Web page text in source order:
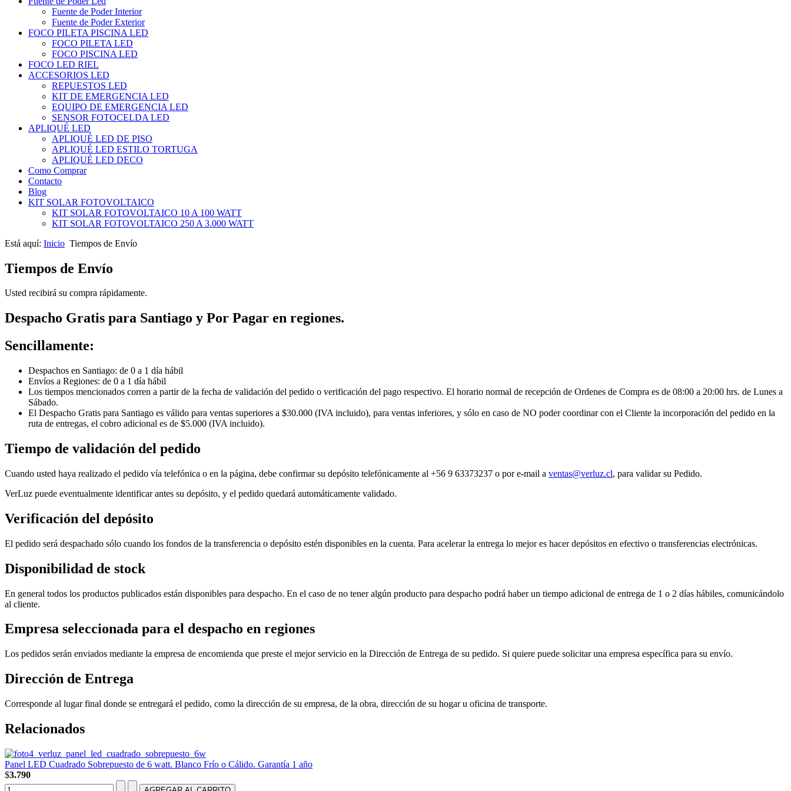
Fuente de Poder Interior
Fuente de Poder Exterior
FOCO PILETA PISCINA LED
FOCO PILETA LED
FOCO PISCINA LED
FOCO LED RIEL
ACCESORIOS LED
REPUESTOS LED
KIT DE EMERGENCIA LED
EQUIPO DE EMERGENCIA LED
SENSOR FOTOCELDA LED
APLIQUÉ LED
APLIQUÉ LED DE PISO
APLIQUÉ LED ESTILO TORTUGA
APLIQUÉ LED DECO
Como Comprar
Contacto
Blog
KIT SOLAR FOTOVOLTAICO
KIT SOLAR FOTOVOLTAICO 10 A 100 WATT
KIT SOLAR FOTOVOLTAICO 250 A 3.000 WATT
Está aquí: Inicio Tiempos de Envío
Tiempos de Envío
Usted recibirá su compra rápidamente.
Despacho Gratis para Santiago y Por Pagar en regiones.
Sencillamente:
Despachos en Santiago: de 0 a 1 día hábil
Envíos a Regiones: de 0 a 1 día hábil
Los tiempos mencionados corren a partir de la fecha de validación del pedido o verificación del pago respectivo. El horario normal de recepción de Ordenes de Compra es de 08:00 a 20:00 hrs. de Lunes a
Sábado.
El Despacho Gratis para Santiago es válido para ventas superiores a $30.000 (IVA incluido), para ventas inferiores, y sólo en caso de NO poder coordinar con el Cliente la incorporación del pedido en la
ruta de entregas, el cobro adicional es de $5.000 (IVA incluido).
Tiempo de validación del pedido
Cuando usted haya realizado el pedido vía telefónica o en la página, debe confirmar su depósito telefónicamente al +56 9 63373237 o por e-mail a ventas@verluz.cl, para validar su Pedido.
VerLuz puede eventualmente identificar antes su depósito, y el pedido quedará automáticamente validado.
Verificación del depósito
El pedido será despachado sólo cuando los fondos de la transferencia o depósito estén disponibles en la cuenta. Para acelerar la entrega lo mejor es hacer depósitos en efectivo o transferencias electrónicas.
Disponibilidad de stock
En general todos los productos publicados están disponibles para despacho. En el caso de no tener algún producto para despacho podrá haber un tiempo adicional de entrega de 1 o 2 días hábiles, comunicándolo
al cliente.
Empresa seleccionada para el despacho en regiones
Los pedidos serán enviados mediante la empresa de encomienda que preste el mejor servicio en la Dirección de Entrega de su pedido. Si quiere puede solicitar una empresa específica para su envío.
Dirección de Entrega
Corresponde al lugar final donde se entregará el pedido, como la dirección de su empresa, de la obra, dirección de su hogar u oficina de transporte.
Relacionados
Panel LED Cuadrado Sobrepuesto de 6 watt. Blanco Frío o Cálido. Garantía 1 año
$3.790